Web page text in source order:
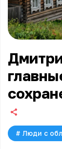
# Люди с